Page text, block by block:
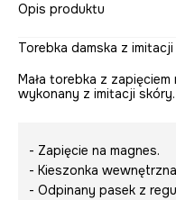
Opis produktu
Torebka damska z
Mała torebka z
wykonany z imitacji skóry.
- Zapięcie na magnes.
- Kieszonka
- Odpinany pasek z